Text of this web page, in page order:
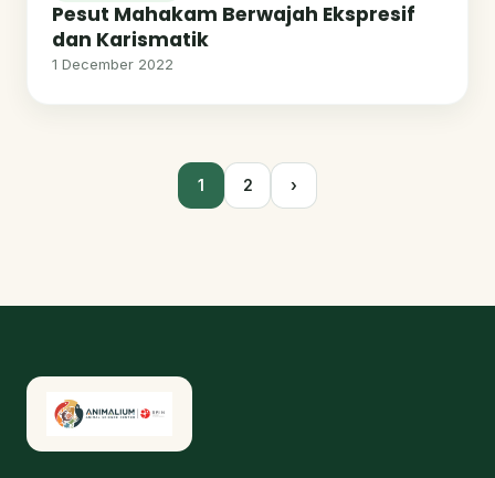
Pesut Mahakam Berwajah Ekspresif
dan Karismatik
1 December 2022
1 2 ›